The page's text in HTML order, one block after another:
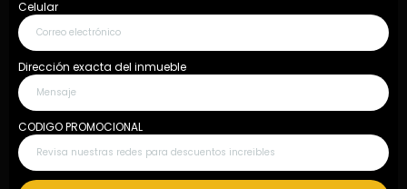
¿Quieres consignar tu inmueble?
Quiero consignar inmueble
Fijo: 604 609 6922 Móvil: 311 658 9597
Nuestros asociados
Celular
Dirección exacta del inmueble
CODIGO PROMOCIONAL